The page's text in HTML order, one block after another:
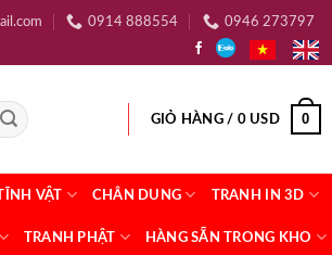
0914 888554 0946 273797
GIỎ HÀNG / 0USD 0
VẬT CHÂN DUNG TRANH IN 3D
TRANH PHẬT HÀNG SẴN TRONG KHO